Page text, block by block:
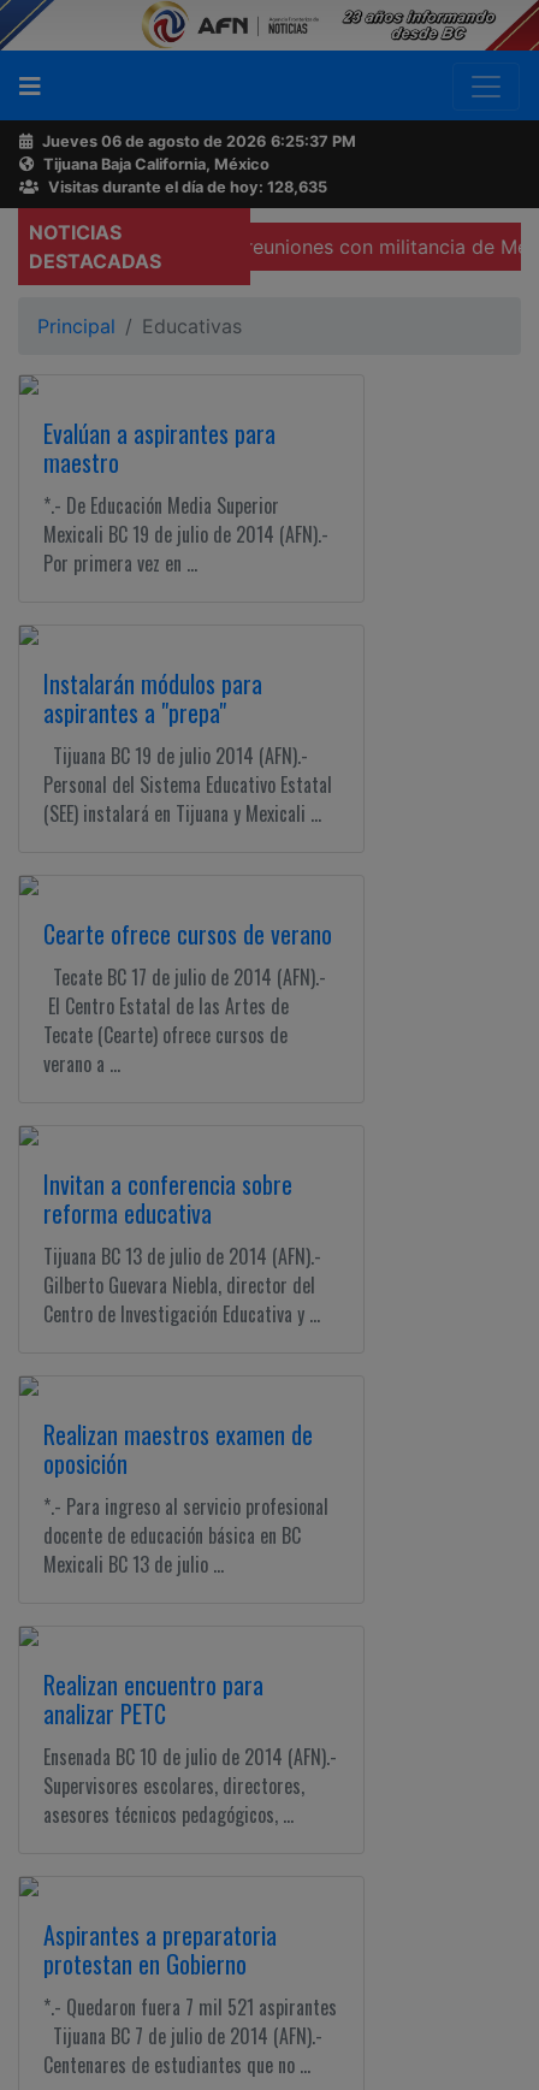
Jueves 06 de agosto de 2026 6:25:38 PM
Tijuana Baja California, México
Visitas durante el día de hoy: 128,635
NOTICIAS
DESTACADAS
Burgueño en reuniones con militancia de Mexicali
Principal Educativas
Evalúan a aspirantes para
maestro
*.- De Educación Media Superior
Mexicali BC 19 de julio de 2014 (AFN).-
Por primera vez en ...
Instalarán módulos para
aspirantes a "prepa"
Tijuana BC 19 de julio 2014 (AFN).-
Personal del Sistema Educativo Estatal
(SEE) instalará en Tijuana y Mexicali ...
Cearte ofrece cursos de verano
Tecate BC 17 de julio de 2014 (AFN).-
El Centro Estatal de las Artes de
Tecate (Cearte) ofrece cursos de
verano a ...
Invitan a conferencia sobre
reforma educativa
Tijuana BC 13 de julio de 2014 (AFN).-
Gilberto Guevara Niebla, director del
Centro de Investigación Educativa y ...
Realizan maestros examen de
oposición
*.- Para ingreso al servicio profesional
docente de educación básica en BC
Mexicali BC 13 de julio ...
Realizan encuentro para
analizar PETC
Ensenada BC 10 de julio de 2014 (AFN).-
Supervisores escolares, directores,
asesores técnicos pedagógicos, ...
Aspirantes a preparatoria
protestan en Gobierno
*.- Quedaron fuera 7 mil 521 aspirantes
Tijuana BC 7 de julio de 2014 (AFN).-
Centenares de estudiantes que no ...
Buscador
Acerca
de
AFN
y
Contacto
Reportero
Ciudadano